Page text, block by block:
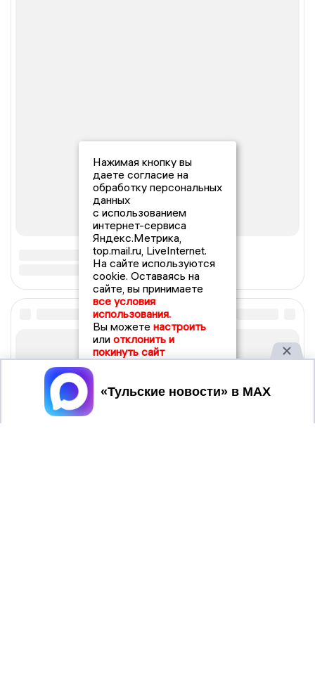
Нажимая кнопку вы
даете согласие на
обработку персональных
данных
с использованием
интернет-сервиса
Яндекс.Метрика,
top.mail.ru, LiveInternet.
На сайте используются
cookie. Оставаясь на
сайте, вы принимаете
все условия
использования.
Вы можете настроить
или отклонить и
покинуть сайт
Принять